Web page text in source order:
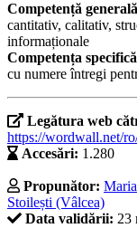
Competență
cantitativ, calitativ,
informaționale
Competența
cu numere întregi
Legătura web
https://wordwall.net/
Accesări: 1.280
Propunător:
Stoilești (Vâlcea)
Data validării: 23